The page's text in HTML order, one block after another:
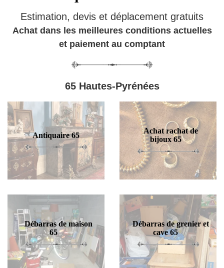
Estimation, devis et déplacement gratuits
Achat dans les meilleures conditions actuelles
et paiement au comptant
65 Hautes-Pyrénées
Antiquaire 65
Achat rachat de
bijoux 65
Débarras de maison
65
Débarras de grenier et
cave 65